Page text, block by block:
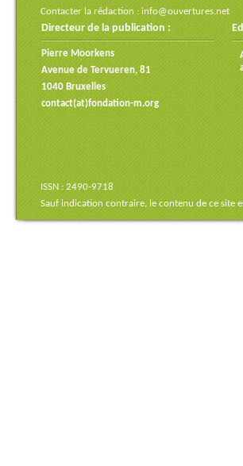
Contacter la rédaction : info@ouvertures.net
Directeur de la publication :
Pierre Moorkens
Avenue de Tervueren, 81
1040 Bruxelles
contact(at)fondation-m.org
ISSN : 2490-9718
Sauf indication contraire, le contenu de ce site